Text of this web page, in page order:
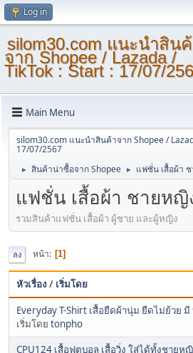
Log in
silom30.com แนะนำสิน
จาก Shopee / Lazada /
TikTok : Start : 17/07/
Main Menu
silom30.com แนะนำสินค้าจาก Shopee /
17/07/2567
► สินค้าน่าซื้อจาก Shopee ► แฟชั่น เสื้อผ้า
แฟชั่น เสื้อผ้า ชายหญิ
รวมสินค้าแฟชั่น เสื้อผ้า ผู้ชาย และผู้หญิง
ลง หน้า 1
หัวเรื่อง / เริ่มโดย
Everyday T-Shirt เสื้อยืดผ้านุ่ม ยืดไม่ย้วย
เริ่มโดย tonpho
CPU124 เสื้อฟุตบอล เสื้อวิ่ง ใส่ได้ทั้งชาย